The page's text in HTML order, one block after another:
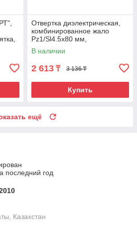
Отвертка диэлектрическая,
комбинированное жало
Pz1/Sl4.5x80 мм,
двухцветная изоляция,
зауженное лезвие, SHTOK.
В наличии
2 613 ₸ 3 136 ₸
Купить
ещё
последний год
Казахстан